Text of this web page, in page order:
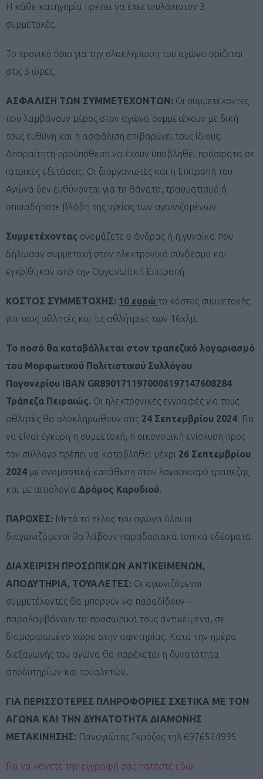
Η κάθε κατηγορία πρέπει να έχει τουλάχιστον 3
συμμετοχές.
Το χρονικό όριο για την ολοκλήρωση του αγώνα ορίζεται
στις 3 ώρες.
ΑΣΦΑΛΙΣΗ ΤΩΝ ΣΥΜΜΕΤΕΧΟΝΤΩΝ: Οι συμμετέχοντες
που λαμβάνουν μέρος στον αγώνα συμμετέχουν με δική
τους ευθύνη και η ασφάλιση επιβαρύνει τους ίδιους.
Απαραίτητη προϋπόθεση να έχουν υποβληθεί πρόσφατα σε
ιατρικές εξετάσεις. Οι διοργανωτές και η Επιτροπή του
Αγώνα δεν ευθύνονται για το θάνατο, τραυματισμό ή
οποιαδήποτε βλάβη της υγείας των αγωνιζομένων.
Συμμετέχοντας ονομάζετε ο άνδρας ή η γυναίκα που
δήλωσαν συμμετοχή στον ηλεκτρονικό σύνδεσμο και
εγκρίθηκαν από την Οργανωτική Επιτροπή.
ΚΟΣΤΟΣ ΣΥΜΜΕΤΟΧΗΣ: 10 ευρώ το κόστος συμμετοχής
για τους αθλητές και τις αθλήτριες των 16χλμ.
Το ποσό θα καταβάλλεται στον τραπεζικό λογαριασμό
του Μορφωτικού Πολιτιστικού Συλλόγου
Παγονερίου IBAN GR8901711970006197147608284
Τράπεζα Πειραιώς. Οι ηλεκτρονικές εγγραφές για τους
αθλητές θα ολοκληρωθούν στις 24 Σεπτεμβρίου 2024. Για
να είναι έγκυρη η συμμετοχή, η οικονομική ενίσχυση προς
τον σύλλογο πρέπει να καταβληθεί μέχρι 26 Σεπτεμβρίου
2024 με ονομαστική κατάθεση στον λογαριασμό τραπέζης
και με αιτιολογία Δρόμος Καρυδιού.
ΠΑΡΟΧΕΣ: Μετά το τέλος του αγώνα όλοι οι
διαγωνιζόμενοι θα λάβουν παραδοσιακά τοπικά εδέσματα.
ΔΙΑΧΕΙΡΙΣΗ ΠΡΟΣΩΠΙΚΩΝ ΑΝΤΙΚΕΙΜΕΝΩΝ,
ΑΠΟΔΥΤΗΡΙΑ, ΤΟΥΑΛΕΤΕΣ: Οι αγωνιζόμενοι
συμμετέχοντες θα μπορούν να παραδίδουν –
παραλαμβάνουν τα προσωπικά τους αντικείμενα, σε
διαμορφωμένο χώρο στην αφετηρίας. Κατά την ημέρα
διεξαγωγής του αγώνα θα παρέχεται η δυνατότητα
αποδυτηρίων και τουαλετών.
ΓΙΑ ΠΕΡΙΣΣΟΤΕΡΕΣ ΠΛΗΡΟΦΟΡΙΕΣ ΣΧΕΤΙΚΑ ΜΕ ΤΟΝ
ΑΓΩΝΑ ΚΑΙ ΤΗΝ ΔΥΝΑΤΟΤΗΤΑ ΔΙΑΜΟΝΗΣ
ΜΕΤΑΚΙΝΗΣΗΣ: Παναγιώτης Γκρόζος τηλ 6976524995
Για να κάνετε την εγγραφή σας πατήστε εδώ